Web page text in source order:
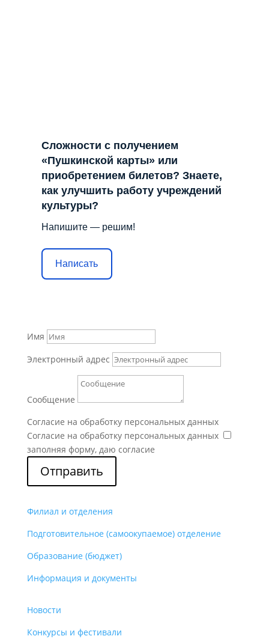
Сложности с получением
«Пушкинской карты» или
приобретением билетов? Знаете,
как улучшить работу учреждений
культуры?
Напишите — решим!
Написать
Имя
Электронный адрес
Сообщение
Согласие на обработку персональных данных
Согласие на обработку персональных данных
заполняя форму, даю согласие
Отправить
Филиал и отделения
Подготовительное (самоокупаемое) отделение
Образование (бюджет)
Информация и документы
Новости
Конкурсы и фестивали